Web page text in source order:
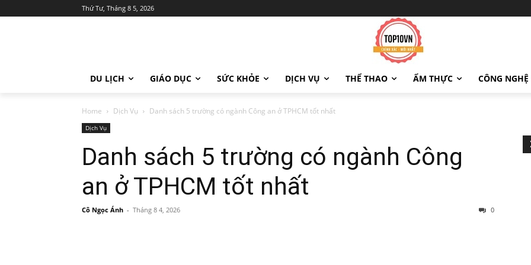
Thứ Tư, Tháng 8 5, 2026
DU LỊCH GIÁO DỤC SỨC KHỎE DỊCH VỤ THỂ THAO ẨM THỰC CÔNG NGHỆ
Home Dịch Vụ Danh sách 5 trường có ngành Công an ở TPHCM tốt nhất
Dịch Vụ
Danh sách 5 trường có ngành Công
an ở TPHCM tốt nhất
Cô Ngọc Ánh - Tháng 8 4, 2026 0